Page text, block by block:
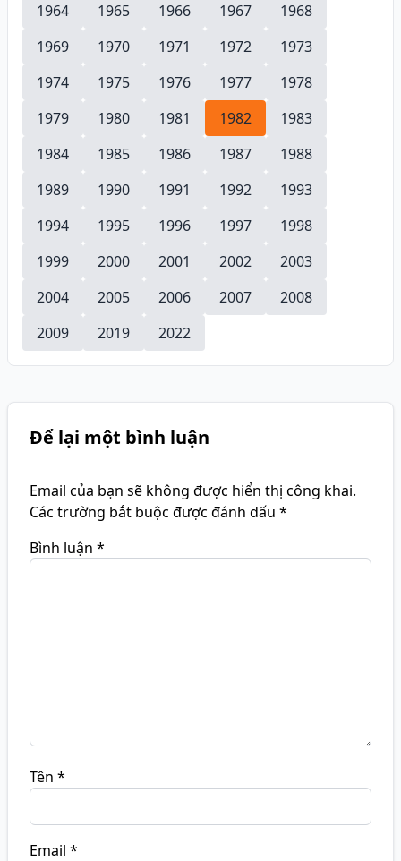
1964
1965 1966 1967
1968
1969
1970 1971 1972
1973
1974
1975 1976 1977
1978
1979
1980 1981 1982
1983
1984
1985 1986 1987
1988
1989
1990 1991 1992
1993
1994
1995 1996 1997
1998
1999
2000 2001 2002
2003
2004
2005 2006 2007
2008
2009
2019 2022
Để lại một bình luận
Email của bạn sẽ không được hiển thị công khai.
Các trường bắt buộc được đánh dấu *
Bình luận *
Tên *
Email *